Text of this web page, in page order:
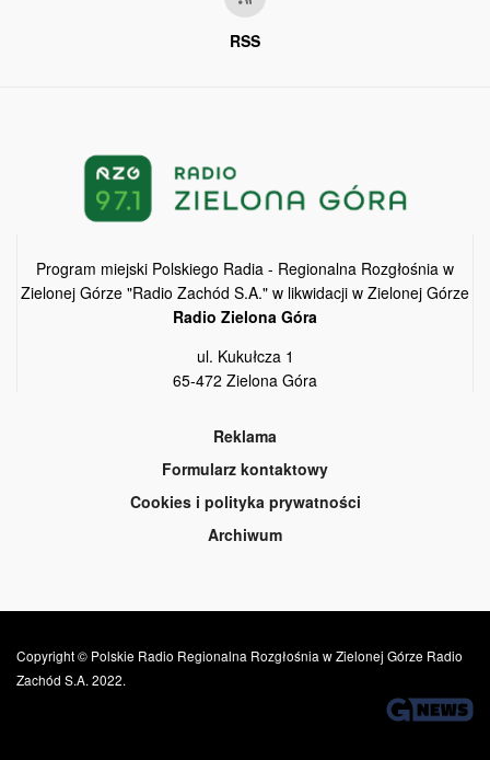
RSS
Program miejski Polskiego Radia - Regionalna Rozgłośnia w
Zielonej Górze "Radio Zachód S.A." w likwidacji w Zielonej Górze
Radio Zielona Góra
ul. Kukułcza 1
65-472 Zielona Góra
Reklama
Formularz kontaktowy
Cookies i polityka prywatności
Archiwum
Copyright © Polskie Radio Regionalna Rozgłośnia w Zielonej Górze Radio
Zachód S.A. 2022.